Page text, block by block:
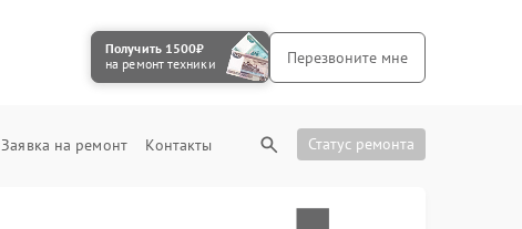
Получить 1500₽
на ремонт техники
Перезвоните мне
Заявка на ремонт Контакты Статус ремонта